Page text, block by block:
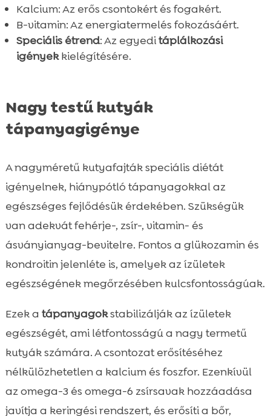
Kalcium: Az erős csontokért és fogakért.
B-vitamin: Az energiatermelés fokozásáért.
Speciális étrend: Az egyeditáplálkozási
igényekkielégítésére.
Nagy testű kutyák
tápanyagigénye
A nagyméretű kutyafajták speciális diétát
igényelnek, hiánypótló tápanyagokkal az
egészséges fejlődésük érdekében. Szükségük
van adekvát fehérje-, zsír-, vitamin- és
ásványianyag-bevitelre. Fontos a glükozamin és
kondroitin jelenléte is, amelyek az ízületek
egészségének megőrzésében kulcsfontosságúak.
Ezek a tápanyagokstabilizálják az ízületek
egészségét, ami létfontosságú a nagy termetű
kutyák számára. A csontozat erősítéséhez
nélkülözhetetlen a kalcium és foszfor. Ezenkívül
az omega-3 és omega-6 zsírsavak hozzáadása
javítja a keringési rendszert, és erősíti a bőr,